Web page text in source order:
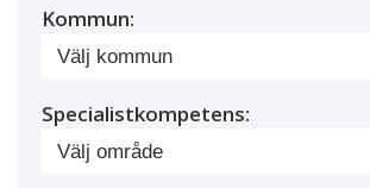
Kommun:
Specialistkompetens: